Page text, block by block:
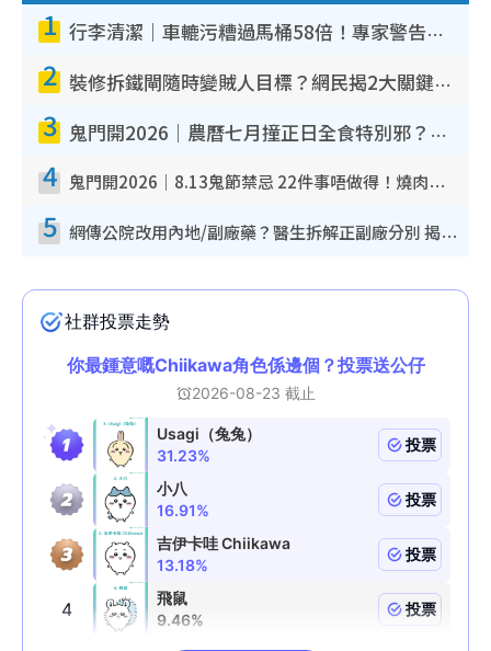
1 行李清潔｜車轆污糟過馬桶58倍！專家警告忌用酒精抹 教1招免污手除菌
2 裝修拆鐵閘隨時變賊人目標？網民揭2大關鍵用途：裝新式等於白裝？附新舊鐵閘分別
3 鬼門開2026｜農曆七月撞正日全食特別邪？專家警告切忌做一事！揭4大禁忌+2招保平安
4 鬼門開2026｜8.13鬼節禁忌 22件事唔做得！燒肉、刺身要少食？半夜勿吹口哨/打呢個電話
5 網傳公院改用內地/副廠藥？醫生拆解正副廠分別 揭4類人換藥隨時出事